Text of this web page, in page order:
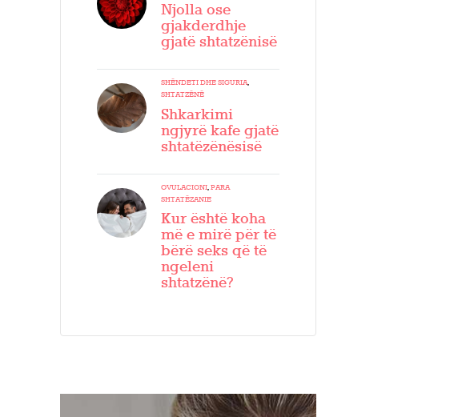
Njolla ose
gjakderdhje
gjatë shtatzënisë
SHËNDETI DHE SIGURIA,
SHTATZËNË
Shkarkimi
ngjyrë kafe gjatë
shtatëzënësisë
OVULACIONI,PARA
SHTATËZANIE
Kur është koha
më e mirë për të
bërë seks që të
ngeleni
shtatzënë?